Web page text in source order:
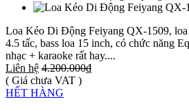
Loa Kéo Di Động Feiyang QX-1509,
4.5 tấc, bass loa 15 inch, có chức năng
nhạc + karaoke rất hay....
Liên hệ 4.200.000₫
( Giá chưa VAT )
HẾT HÀNG